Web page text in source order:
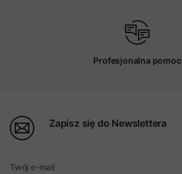
Profesjonalna pomoc
Zapisz się do Newslettera
Twój e-mail